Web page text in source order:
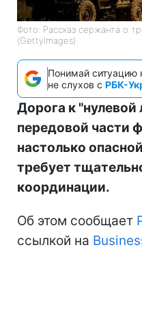
Фото: Рассказ сержанта о
(GettyImages)
Понимай ситуацию
не слухов с РБК-
Дорога к "нулевой
передовой части
настолько
требует
координации.
Об этом сообщает
ссылкой на